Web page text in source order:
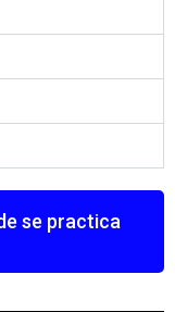
se practica